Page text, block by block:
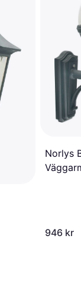
Norlys
946 kr